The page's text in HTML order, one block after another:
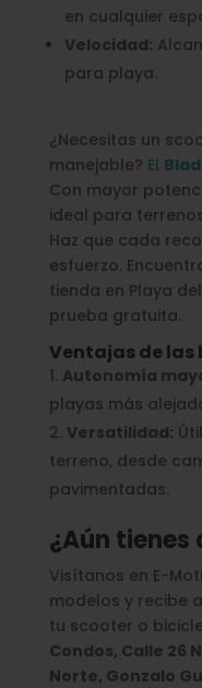
en cualquier
Velocidad:
para playa.
¿Necesitas un
manejable? El
Con mayor
ideal para
Haz que cada
esfuerzo.
tienda en Playa
prueba gratuita.
Ventajas de
Autonomía
playas más
Versatilidad:
terreno, desde
pavimentadas.
¿Aún tienes
Visítanos en E-
modelos y recibe
tu scooter o
Condos, Calle 26
Norte, Gonzalo